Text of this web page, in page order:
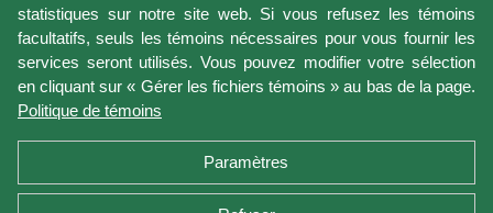
statistiques sur notre site web. Si vous refusez les témoins
facultatifs, seuls les témoins nécessaires pour vous fournir les
services seront utilisés. Vous pouvez modifier votre sélection
en cliquant sur « Gérer les fichiers témoins » au bas de la page.
Politique de témoins
Paramètres
Vendredi
8:30 - 17:00
Samedi
9:00 - 16:00
Dimanche
Fermé